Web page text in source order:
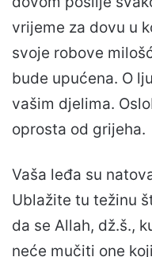
vrijeme za dovu u
svoje robove
bude upućena. O
vašim djelima.
oprosta od grijeha.
Vaša leđa su
Ublažite tu težinu
da se Allah, dž.š.,
neće mučiti one